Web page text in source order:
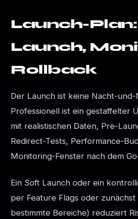
Launch-
Launch,
Rollback
Der Launch ist keine Nacht-
Professionell ist ein gestaffelter
mit realistischen Daten, Pre-
Redirect-Tests, Performance-
Monitoring-Fenster nach dem
Ein Soft Launch oder ein
per Feature Flags oder
bestimmte Bereiche) reduziert